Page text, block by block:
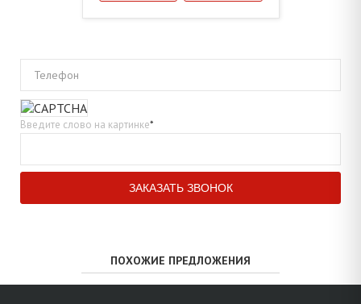
Телефон
Введите слово на картинке*
ПОХОЖИЕ ПРЕДЛОЖЕНИЯ